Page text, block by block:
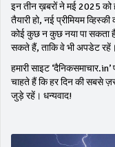
इन तीन ख़बरों ने मई 2025 को
तैयारी हो, नई प्रीमियम
कोई कुछ न कुछ नया पा सकता
सकते हैं, ताकि वे भी अपडेट रहें।
हमारी साइट
चाहते हैं कि हर दिन की सबसे
जुड़े रहें। धन्यवाद!